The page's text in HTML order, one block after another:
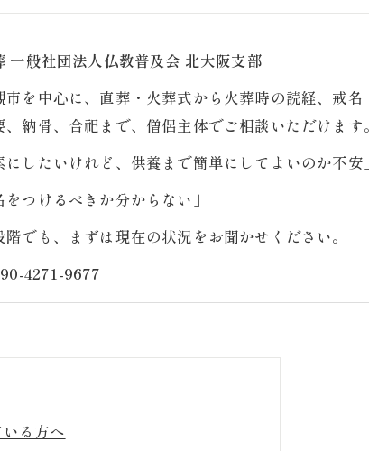
一般社団法人仏教普及会 北大阪支部
市を中心に、直葬・火葬式から火葬時の読経、戒名
、納骨、合祀まで、僧侶主体でご相談いただけます。
にしたいけれど、供養まで簡単にしてよいのか不安」
をつけるべきか分からない」
階でも、まずは現在の状況をお聞かせください。
4271-9677
る方へ